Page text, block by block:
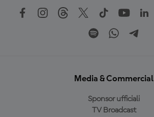
Media & Commercial
Sponsor ufficiali
TV Broadcast